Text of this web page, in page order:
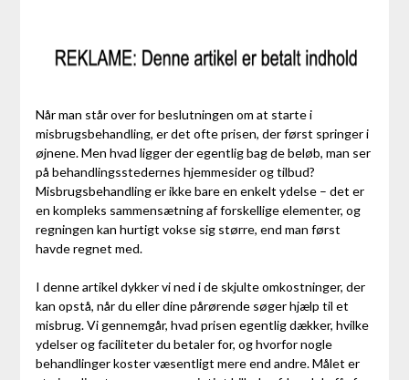
Når man står over for beslutningen om at starte i
misbrugsbehandling, er det ofte prisen, der først springer i
øjnene. Men hvad ligger der egentlig bag de beløb, man ser
på behandlingsstedernes hjemmesider og tilbud?
Misbrugsbehandling er ikke bare en enkelt ydelse – det er
en kompleks sammensætning af forskellige elementer, og
regningen kan hurtigt vokse sig større, end man først
havde regnet med.
I denne artikel dykker vi ned i de skjulte omkostninger, der
kan opstå, når du eller dine pårørende søger hjælp til et
misbrug. Vi gennemgår, hvad prisen egentlig dækker, hvilke
ydelser og faciliteter du betaler for, og hvorfor nogle
behandlinger koster væsentligt mere end andre. Målet er